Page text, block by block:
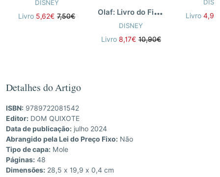
DISNEY
Livro 5,62€ 7,50€ O
laf: Livro do Filme
DISNEY
Livro 8,17€ 10,90€
Livro
Detalhes do Artigo
ISBN: 9789722081542
Editor: DOM QUIXOTE
Data de publicação: julho 2024
Abrangido pela Lei do Preço Fixo: Não
Tipo de capa: Mole
Páginas: 48
Dimensões: 28,5 x 19,9 x 0,4 cm